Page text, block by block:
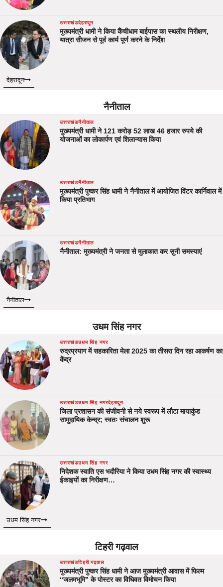
उत्तराखंडदेहरादून
मुख्यमंत्री धामी ने किया कैंचीधाम बाईपास का स्थलीय निरीक्षण,
यात्रा सीजन से पूर्व कार्य पूर्ण करने के निर्देश
देहरादून
नैनीताल
उत्तराखंडनैनीताल
मुख्यमंत्री धामी ने 121 करोड़ 52 लाख 46 हजार रुपये की
योजनाओं का लोकार्पण एवं शिलान्यास किया
उत्तराखंडनैनीताल
मुख्यमंत्री पुष्कर सिंह धामी ने नैनीताल में आयोजित विंटर कार्निवाल में
किया प्रतिभाग
उत्तराखंडनैनीताल
नैनीताल: मुख्यमंत्री ने जनता से मुलाकात कर सुनी समस्याएं
नैनीताल
उधम सिंह नगर
उत्तराखंडउधम सिंह नगर
रुद्रप्रयाग में सहकारिता मेला 2025 का तीसरा दिन रहा आकर्षण का
केंद्र
उत्तराखंडउधम सिंह नगरदेहरादून
जिला प्रशासन की संजीवनी से नये स्वरूप में लौटा मायाकुंड
सामुदायिक केन्द्र; स्वतः संचालन शुरू
उत्तराखंडउधम सिंह नगर
निदेशक स्वाति एस भदौरिया ने किया उधम सिंह नगर की स्वास्थ्य
ईकाइयों का निरीक्षण…
उधम सिंह नगर
टिहरी गढ़वाल
उत्तराखंडटिहरी गढ़वाल
मुख्यमंत्री पुष्कर सिंह धामी ने आज मुख्यमंत्री आवास में फिल्म
“जलमभूमि” के पोस्टर का विधिवत विमोचन किया